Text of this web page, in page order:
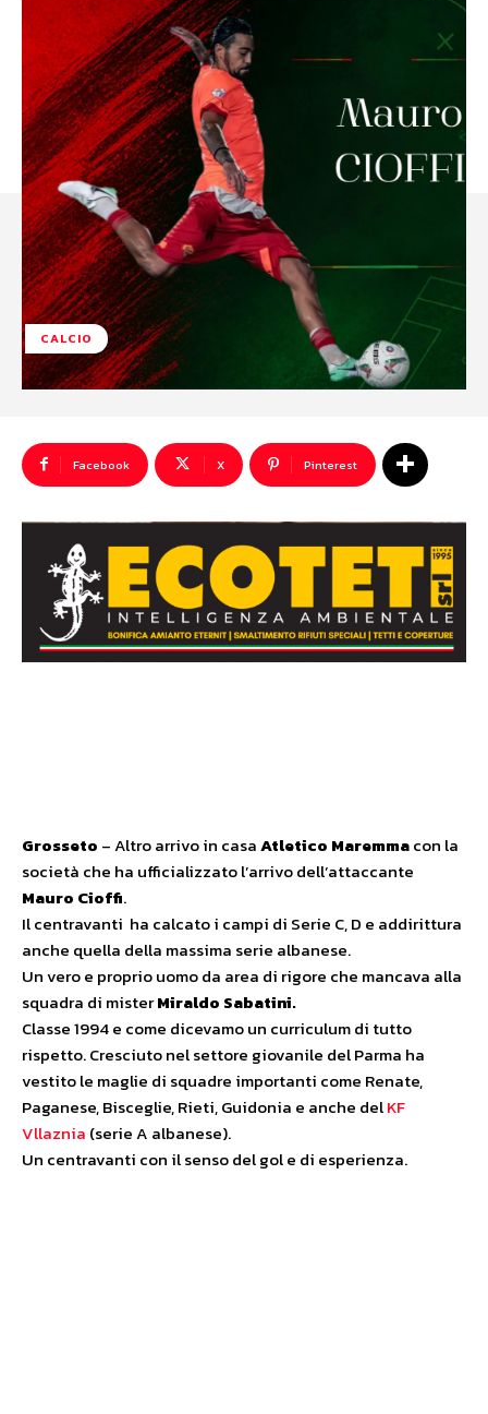
CALCIO
Facebook X Pinterest
Grosseto – Altro arrivo in casaAtletico Maremmacon la
società che ha ufficializzato l’arrivo dell’attaccante
Mauro Cioffi.
Il centravanti ha calcato i campi di Serie C, D e addirittura
anche quella della massima serie albanese.
Un vero e proprio uomo da area di rigore che mancava alla
squadra di misterMiraldo Sabatini.
Classe 1994 e come dicevamo un curriculum di tutto
rispetto. Cresciuto nel settore giovanile del Parma ha
vestito le maglie di squadre importanti come Renate,
Paganese, Bisceglie, Rieti, Guidonia e anche delKF
Vllaznia (serie A albanese).
Un centravanti con il senso del gol e di esperienza.